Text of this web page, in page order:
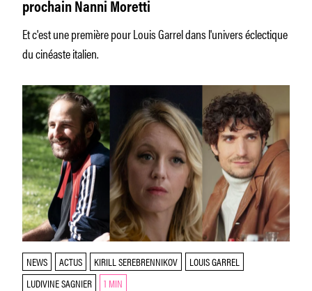
prochain Nanni Moretti
Et c'est une première pour Louis Garrel dans l'univers éclectique
du cinéaste italien.
NEWS ACTUS KIRILL SEREBRENNIKOV
LOUIS GARREL
LUDIVINE SAGNIER
1 MIN